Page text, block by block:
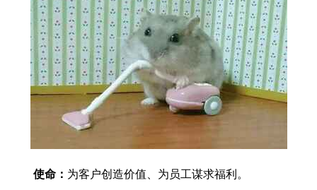
使命： 为客户创造价值、为员工谋求福利。